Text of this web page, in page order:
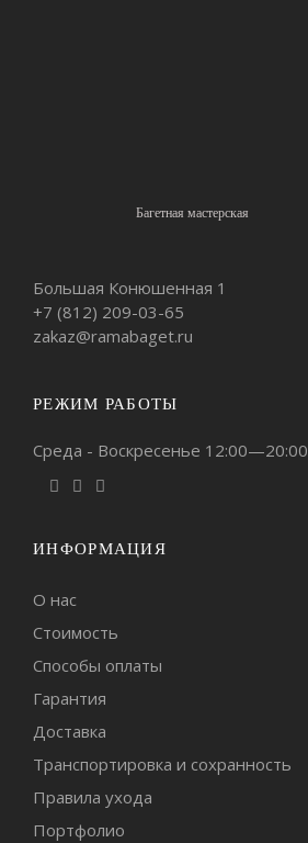
Багетная мастерская
Большая Конюшенная 1
+7 (812) 209-03-65
zakaz@ramabaget.ru
РЕЖИМ РАБОТЫ
Среда - Воскресенье 12:00—20:00
ИНФОРМАЦИЯ
О нас
Стоимость
Способы оплаты
Гарантия
Доставка
Транспортировка и сохранность
Правила ухода
Портфолио